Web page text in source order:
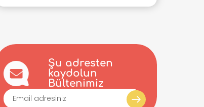
Şu adresten
kaydolun
Bültenimiz